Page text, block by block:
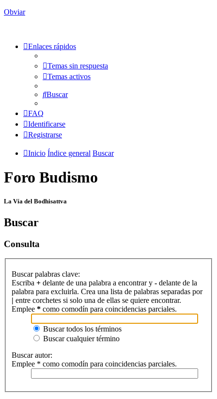
Obviar
Enlaces rápidos
Temas sin respuesta
Temas activos
Buscar
FAQ
Identificarse
Registrarse
Inicio Índice general Buscar
Foro Budismo
La Vía del Bodhisattva
Buscar
Consulta
Buscar palabras clave:
Escriba + delante de una palabra a encontrar y - delante de la
palabra para excluirla. Crea una lista de palabras separadas por
| entre corchetes si solo una de ellas se quiere encontrar.
Emplee * como comodín para coincidencias parciales.
Buscar todos los términos
Buscar cualquier término
Buscar autor:
Emplee * como comodín para coincidencias parciales.